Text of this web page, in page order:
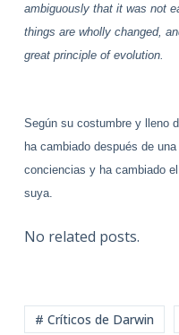
ambiguously that it was not
things are wholly changed,
great principle of evolution.
Según su costumbre y lleno
ha cambiado después de
conciencias y ha cambiado
suya.
No related posts.
# Críticos de Darwin